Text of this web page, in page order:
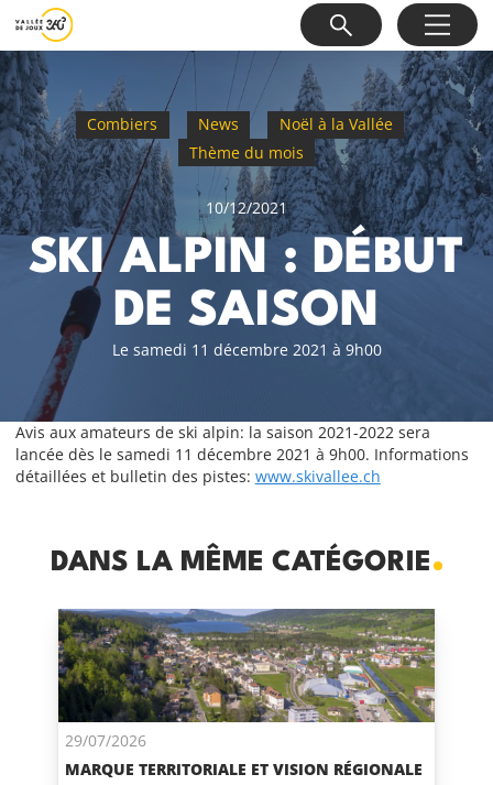
Combiers News
Noël à la Vallée
Thème du mois
10/12/2021
SKI ALPIN : DÉBUT
DE SAISON
Le samedi 11 décembre 2021 à 9h00
Avis aux amateurs de ski alpin: la saison 2021-2022 sera
lancée dès le samedi 11 décembre 2021 à 9h00. Informations
détaillées et bulletin des pistes: www.skivallee.ch
DANS LA MÊME CATÉGORIE
29/07/2026
MARQUE TERRITORIALE ET VISION RÉGIONALE